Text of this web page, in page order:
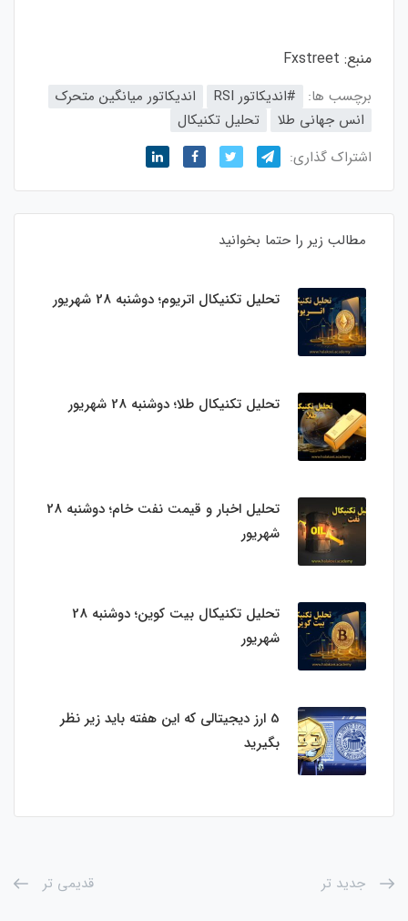
منبع: Fxstreet
برچسب ها: #اندیکاتور RSI
اندیکاتور میانگین متحرک
انس جهانی طلا
تحلیل تکنیکال
اشتراک گذاری:
مطالب زیر را حتما بخوانید
تحلیل تکنیکال اتریوم؛ دوشنبه 28 شهریور
تحلیل تکنیکال طلا؛ دوشنبه 28 شهریور
تحلیل اخبار و قیمت نفت خام؛ دوشنبه 28
شهریور
تحلیل تکنیکال بیت کوین؛ دوشنبه 28
شهریور
5 ارز دیجیتالی که این هفته باید زیر نظر
بگیرید
جدید تر قدیمی تر